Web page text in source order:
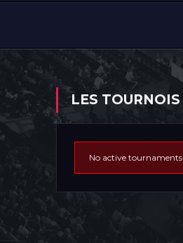
LES TOURNOIS
No active tournaments